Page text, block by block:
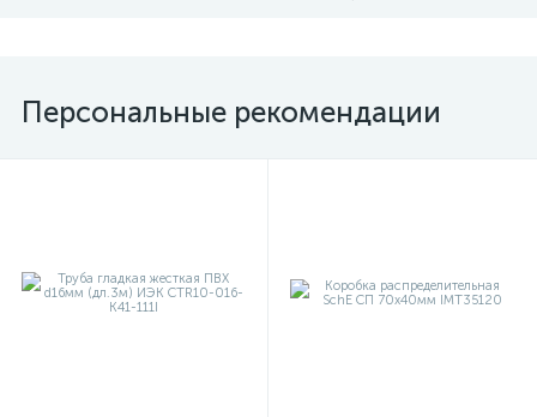
Персональные рекомендации